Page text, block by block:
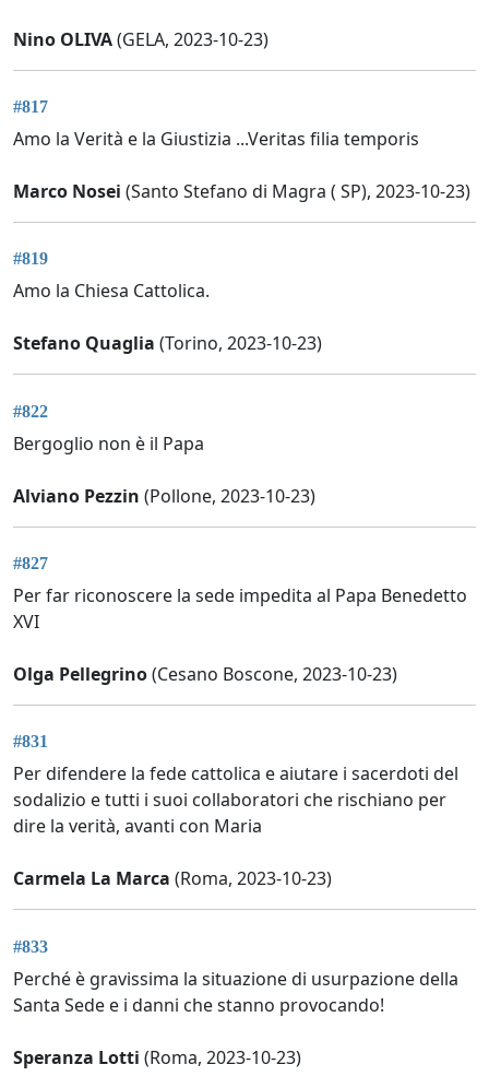
Nino OLIVA(GELA, 2023-10-23)
#817
Amo la Verità e la Giustizia ...Veritas filia temporis
Marco Nosei (Santo Stefano di Magra ( SP), 2023-10-23)
#819
Amo la Chiesa Cattolica.
Stefano Quaglia (Torino, 2023-10-23)
#822
Bergoglio non è il Papa
Alviano Pezzin (Pollone, 2023-10-23)
#827
Per far riconoscere la sede impedita al Papa Benedetto
XVI
Olga Pellegrino(Cesano Boscone, 2023-10-23)
#831
Per difendere la fede cattolica e aiutare i sacerdoti del
sodalizio e tutti i suoi collaboratori che rischiano per
dire la verità, avanti con Maria
Carmela La Marca (Roma, 2023-10-23)
#833
Perché è gravissima la situazione di usurpazione della
Santa Sede e i danni che stanno provocando!
Speranza Lotti (Roma, 2023-10-23)